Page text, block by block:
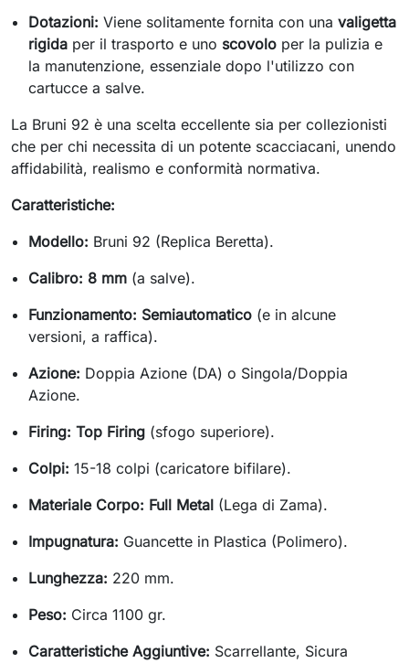
Dotazioni: Viene solitamente fornita con unavaligetta
rigida per il trasporto e uno scovolo per la pulizia e
la manutenzione, essenziale dopo l'utilizzo con
cartucce a salve.
La Bruni 92 è una scelta eccellente sia per collezionisti
che per chi necessita di un potente scacciacani, unendo
affidabilità, realismo e conformità normativa.
Caratteristiche:
Modello: Bruni 92 (Replica Beretta).
Calibro: 8 mm (a salve).
Funzionamento: Semiautomatico (e in alcune
versioni, a raffica).
Azione: Doppia Azione (DA) o Singola/Doppia
Azione.
Firing: Top Firing (sfogo superiore).
Colpi: 15-18 colpi (caricatore bifilare).
Materiale Corpo: Full Metal (Lega di Zama).
Impugnatura: Guancette in Plastica (Polimero).
Lunghezza: 220 mm.
Peso: Circa 1100 gr.
Caratteristiche Aggiuntive: Scarrellante, Sicura